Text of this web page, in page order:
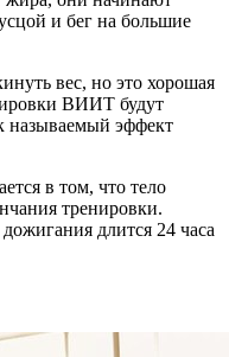
и бег на большие
вес, но это хорошая
ВИИТ будут
называемый эффект
в том, что тело
тренировки.
длится 24 часа